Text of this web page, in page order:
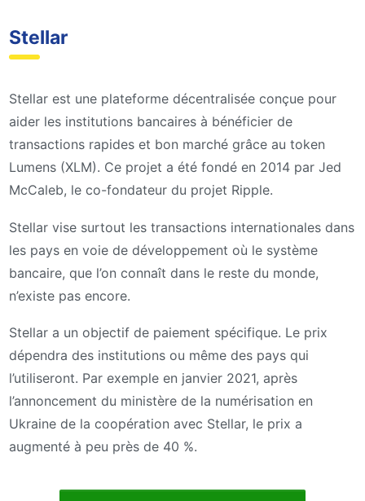
Stellar
Stellar est une plateforme décentralisée conçue pour
aider les institutions bancaires à bénéficier de
transactions rapides et bon marché grâce au token
Lumens (XLM). Ce projet a été fondé en 2014 par Jed
McCaleb, le co-fondateur du projet Ripple.
Stellar vise surtout les transactions internationales dans
les pays en voie de développement où le système
bancaire, que l’on connaît dans le reste du monde,
n’existe pas encore.
Stellar a un objectif de paiement spécifique. Le prix
dépendra des institutions ou même des pays qui
l’utiliseront. Par exemple en janvier 2021, après
l’annoncement du ministère de la numérisation en
Ukraine de la coopération avec Stellar, le prix a
augmenté à peu près de 40 %.